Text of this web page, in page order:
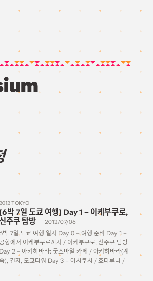
TOKYO
박 7일 도쿄 여행] Day 1 – 이케부쿠로,
신주쿠 탐방
2012/07/06
박 7일 도쿄 여행 일지 Day 0 – 여행 준비 Day 1 –
항에서 이케부쿠로까지 / 이케부쿠로, 신주쿠 탐방
Day 2 – 아키하바라: 굿스마일 카페 / 아키하바라(계
), 긴자, 도쿄타워 Day 3 – 아사쿠사 / 호타루나 /